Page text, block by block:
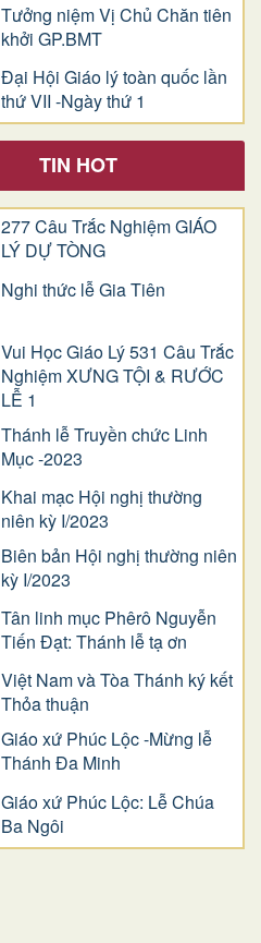
Tưởng niệm Vị Chủ Chăn tiên
khởi GP.BMT
Đại Hội Giáo lý toàn quốc lần
thứ VII -Ngày thứ 1
TIN HOT
277 Câu Trắc Nghiệm GIÁO
LÝ DỰ TÒNG
Nghi thức lễ Gia Tiên
Vui Học Giáo Lý 531 Câu Trắc
Nghiệm XƯNG TỘI & RƯỚC
LỄ 1
Thánh lễ Truyền chức Linh
Mục -2023
Khai mạc Hội nghị thường
niên kỳ I/2023
Biên bản Hội nghị thường niên
kỳ I/2023
Tân linh mục Phêrô Nguyễn
Tiến Đạt: Thánh lễ tạ ơn
Việt Nam và Tòa Thánh ký kết
Thỏa thuận
Giáo xứ Phúc Lộc -Mừng lễ
Thánh Đa Minh
Giáo xứ Phúc Lộc: Lễ Chúa
Ba Ngôi